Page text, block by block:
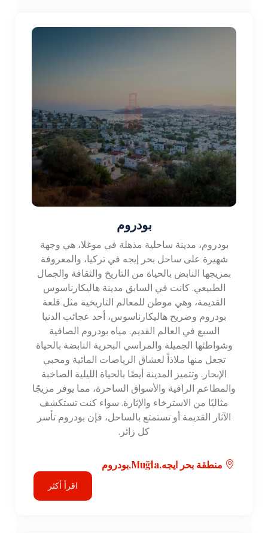
بودروم
بودروم، مدينة ساحلية مذهلة في موغلا، هي وجهة
شهيرة على ساحل بحر إيجه في تركيا، والمعروفة
بمزيجها النابض بالحياة من التاريخ والثقافة والجمال
الطبيعي. كانت في السابق مدينة هاليكارناسوس
القديمة، وهي موطن للمعالم التاريخية مثل قلعة
بودروم وضريح هاليكارناسوس، أحد عجائب الدنيا
السبع في العالم القديم. مياه بودروم الصافية
وشواطئها الجميلة والمراسي البحرية النابضة بالحياة
تجعل منها ملاذاً لعشاق الرياضات المائية ومحبي
الإبحار. وتتميز المدينة أيضًا بالحياة الليلية الصاخبة
والمطاعم الراقية والأسواق الساحرة، مما يوفر مزيجًا
مثاليًا من الاسترخاء والإثارة. سواء كنت تستكشف
الآثار القديمة أو تستمتع بالساحل، فإن بودروم تأسر
كل زائر.
منطقة بحر ايجه,Muğla,بودروم
اقرأ أكثر